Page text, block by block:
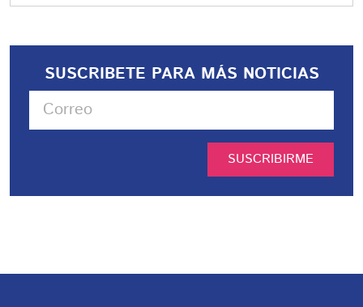
SUSCRIBETE PARA MÁS NOTICIAS
SUSCRIBIRME